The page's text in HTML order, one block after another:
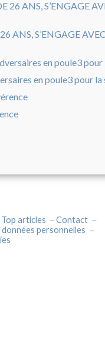
ANS, S’ENGAGE
en poule3 pour
Top articles
Contact
personnelles